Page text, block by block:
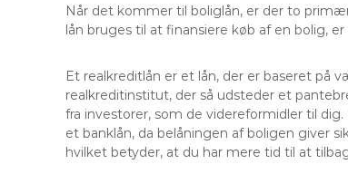
Når det kommer til boliglån, er der to
lån bruges til at finansiere køb af en bolig,
Et realkreditlån er et lån, der er baseret på
realkreditinstitut, der så udsteder et
fra investorer, som de videreformidler til
et banklån, da belåningen af boligen giver
hvilket betyder, at du har mere tid til at